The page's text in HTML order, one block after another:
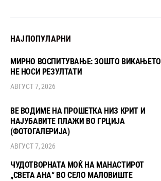
НАЈПОПУЛАРНИ
МИРНО ВОСПИТУВАЊЕ: ЗОШТО ВИКАЊЕТО
НЕ НОСИ РЕЗУЛТАТИ
АВГУСТ 7, 2026
ВЕ ВОДИМЕ НА ПРОШЕТКА НИЗ КРИТ И
НАЈУБАВИТЕ ПЛАЖИ ВО ГРЦИЈА
(ФОТОГАЛЕРИЈА)
АВГУСТ 7, 2026
ЧУДОТВОРНАТА МОЌ НА МАНАСТИРОТ
„СВЕТА АНА“ ВО СЕЛО МАЛОВИШТЕ